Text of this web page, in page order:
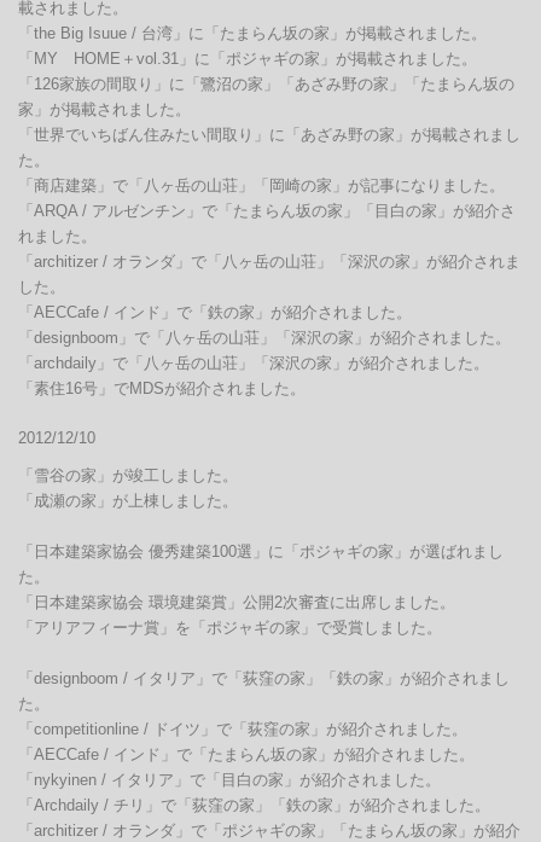
載されました。
「the Big Isuue / 台湾」に「たまらん坂の家」が掲載されました。
「MY　HOME＋vol.31」に「ポジャギの家」が掲載されました。
「126家族の間取り」に「鷺沼の家」「あざみ野の家」「たまらん坂の
家」が掲載されました。
「世界でいちばん住みたい間取り」に「あざみ野の家」が掲載されまし
た。
「商店建築」で「八ヶ岳の山荘」「岡崎の家」が記事になりました。
「ARQA / アルゼンチン」で「たまらん坂の家」「目白の家」が紹介さ
れました。
「architizer / オランダ」で「八ヶ岳の山荘」「深沢の家」が紹介されま
した。
「AECCafe / インド」で「鉄の家」が紹介されました。
「designboom」で「八ヶ岳の山荘」「深沢の家」が紹介されました。
「archdaily」で「八ヶ岳の山荘」「深沢の家」が紹介されました。
「素住16号」でMDSが紹介されました。
2012/12/10
「雪谷の家」が竣工しました。
「成瀬の家」が上棟しました。
「日本建築家協会 優秀建築100選」に「ポジャギの家」が選ばれまし
た。
「日本建築家協会 環境建築賞」公開2次審査に出席しました。
「アリアフィーナ賞」を「ポジャギの家」で受賞しました。
「designboom / イタリア」で「荻窪の家」「鉄の家」が紹介されまし
た。
「competitionline / ドイツ」で「荻窪の家」が紹介されました。
「AECCafe / インド」で「たまらん坂の家」が紹介されました。
「nykyinen / イタリア」で「目白の家」が紹介されました。
「Archdaily / チリ」で「荻窪の家」「鉄の家」が紹介されました。
「architizer / オランダ」で「ポジャギの家」「たまらん坂の家」が紹介